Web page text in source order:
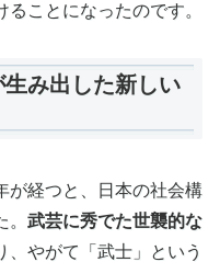
ことになったのです。
み出した新しい
が経つと、日本の社会構
武芸に秀でた世襲的な
、やがて「武士」という